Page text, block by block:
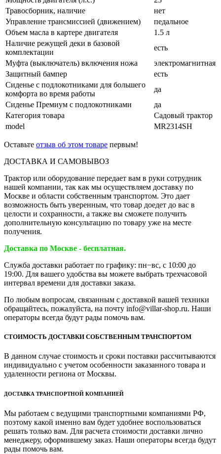
Травосборник, наличие
нет
Управление трансмиссией (движением)
педальное
Объем масла в картере двигателя
1.5 л
Наличие режущей деки в базовой
комплектации
есть
Муфта (выключатель) включения ножа
электромагнитная
Защитный бампер
есть
Сиденье с подлокотниками для большего
комфорта во время работы
да
Сиденье Премиум с подлокотниками
да
Категория товара
Садовый трактор
model
MR2314SH
Оставьте отзыв об этом товаре первым!
ДОСТАВКА И САМОВЫВОЗ
Трактор или оборудование передает вам в руки сотрудник
нашей компании, так как мы осуществляем доставку по
Москве и области собственным транспортом. Это дает
возможность быть уверенным, что товар доедет до вас в
целости и сохранности, а также вы сможете получить
дополнительную консультацию по товару уже на месте
получения.
Доставка по Москве - бесплатная.
Служба доставки работает по графику: пн−вс, с 10:00 до
19:00. Для вашего удобства вы можете выбрать трехчасовой
интервал времени для доставки заказа.
По любым вопросам, связанным с доставкой вашей техники
обращайтесь, пожалуйста, на почту info@villar-shop.ru. Наши
операторы всегда будут рады помочь вам.
СТОИМОСТЬ ДОСТАВКИ СОБСТВЕННЫМ ТРАНСПОРТОМ
В данном случае стоимость и сроки поставки рассчитываются
индивидуально с учетом особенности заказанного товара и
удаленности региона от Москвы.
ДОСТАВКА ТРАНСПОРТНОЙ КОМПАНИЕЙ
Мы работаем с ведущими транспортными компаниями РФ,
поэтому какой именно вам будет удобнее воспользоваться
решать только вам. Для расчета стоимости доставки лично
менеджеру, оформившему заказ. Наши операторы всегда будут
рады помочь вам.